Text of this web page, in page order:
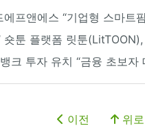
프앤에스 “기업형 스마트
숏툰 플랫폼 릿툰
크 투자 유치 “금융 초보
이전 위로